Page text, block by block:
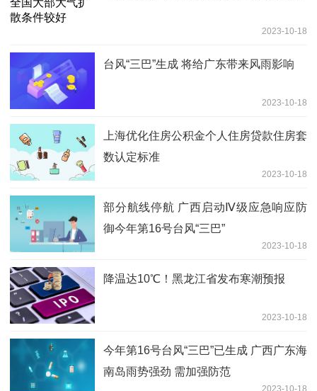
2023-10-18
台风“三巴”生成 将给广东带来风雨影响
2023-10-18
上海优化住房公积金个人住房贷款住房套
数认定标准
2023-10-18
部分航线停航 广西启动Ⅳ级应急响应防
御今年第16号台风“三巴”
2023-10-18
降温达10℃！黑龙江省发布寒潮预报
2023-10-18
今年第16号台风“三巴”已生成 广西广东海
南岛雨势强劲 需加强防范
2023-10-18